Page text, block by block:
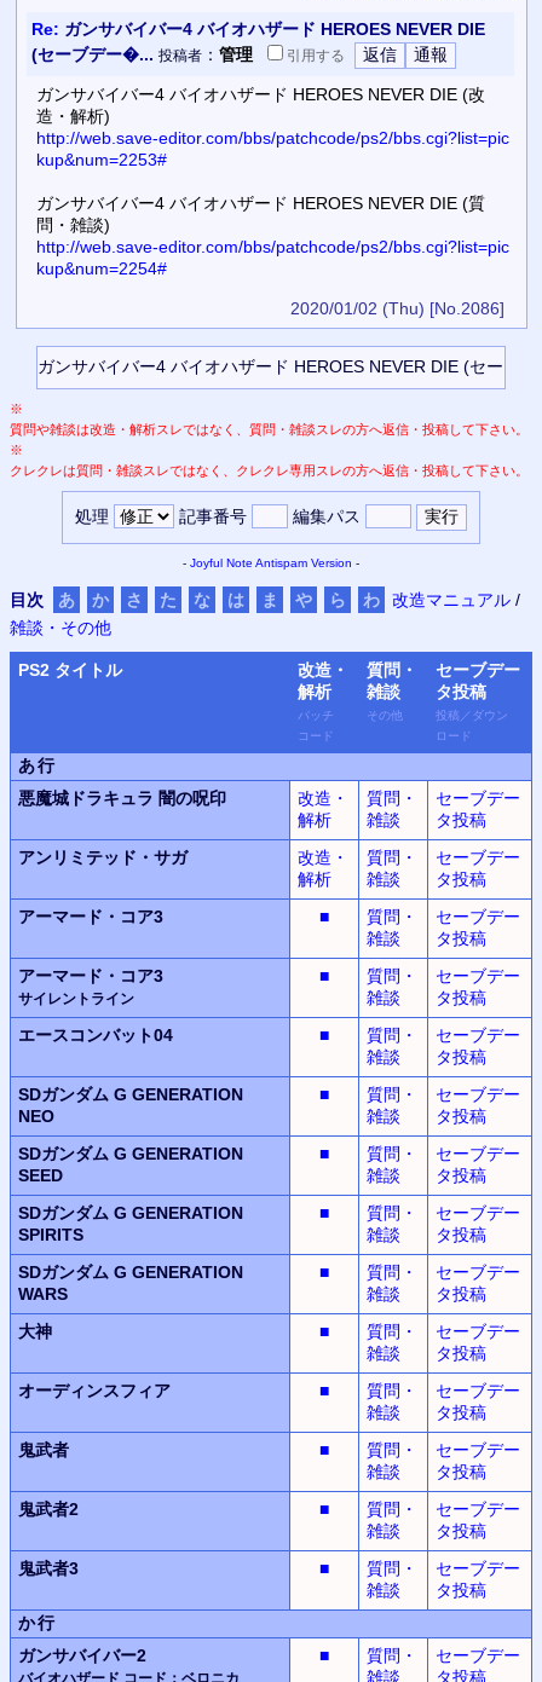
Re: ガンサバイバー4 バイオハザード HEROES NEVER DIE
(セーブデー�... 投稿者： 管理 引用する
ガンサバイバー4 バイオハザード HEROES NEVER DIE (改
造・解析)
http://web.save-editor.com/bbs/patchcode/ps2/bbs.cgi?list=pic
kup&num=2253#
ガンサバイバー4 バイオハザード HEROES NEVER DIE (質
問・雑談)
http://web.save-editor.com/bbs/patchcode/ps2/bbs.cgi?list=pic
kup&num=2254#
2020/01/02 (Thu) [No.2086]
※
質問や雑談は改造・解析スレではなく、質問・雑談スレの方へ返信・投稿して下さい。
※
クレクレは質問・雑談スレではなく、クレクレ専用スレの方へ返信・投稿して下さい。
処理 記事番号 編集パス
- Joyful Note Antispam Version -
目次 あ か さ た な は ま や ら わ 改造マニュアル /
雑談・その他
PS2 タイトル
改造・
解析
パッチ
コード
質問・
雑談
その他
セーブデー
タ投稿
投稿 ／ ダウン
ロード
あ行
悪魔城ドラキュラ 闇の呪印
改造・
解析
質問・
雑談
セーブデー
タ投稿
アンリミテッド・サガ
改造・
解析
質問・
雑談
セーブデー
タ投稿
アーマード・コア3
■
質問・
雑談
セーブデー
タ投稿
アーマード・コア3
サイレントライン
■
質問・
雑談
セーブデー
タ投稿
エースコンバット04
■
質問・
雑談
セーブデー
タ投稿
SDガンダム G GENERATION
NEO
■
質問・
雑談
セーブデー
タ投稿
SDガンダム G GENERATION
SEED
■
質問・
雑談
セーブデー
タ投稿
SDガンダム G GENERATION
SPIRITS
■
質問・
雑談
セーブデー
タ投稿
SDガンダム G GENERATION
WARS
■
質問・
雑談
セーブデー
タ投稿
大神
■
質問・
雑談
セーブデー
タ投稿
オーディンスフィア
■
質問・
雑談
セーブデー
タ投稿
鬼武者
■
質問・
雑談
セーブデー
タ投稿
鬼武者2
■
質問・
雑談
セーブデー
タ投稿
鬼武者3
■
質問・
雑談
セーブデー
タ投稿
か行
ガンサバイバー2
バイオハザード コード：ベロニカ
■
質問・
雑談
セーブデー
タ投稿